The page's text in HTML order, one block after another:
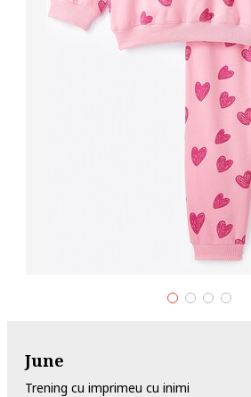
June
Trening cu imprimeu cu inimi